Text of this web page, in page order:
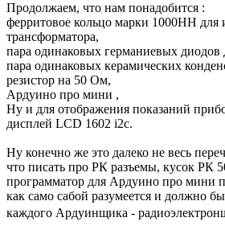
Продолжаем, что нам понадобится :
ферритовое кольцо марки 1000НН для
трансформатора,
пара одинаковых германиевых диодов
пара одинаковых керамических
резистор на 50 Ом,
Ардуино про мини ,
Ну и для отображения показаний
дисплей LCD 1602 i2c.
Ну конечно же это далеко не весь
что писать про РК разъемы, кусок РК
программатор для Ардуино про мини
как само сабой разумеется и должно
каждого Ардуинщика -